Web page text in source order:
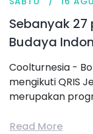
Sebanyak 27
Budaya
Coolturnesia -
mengikuti QRIS
merupakan
Read More